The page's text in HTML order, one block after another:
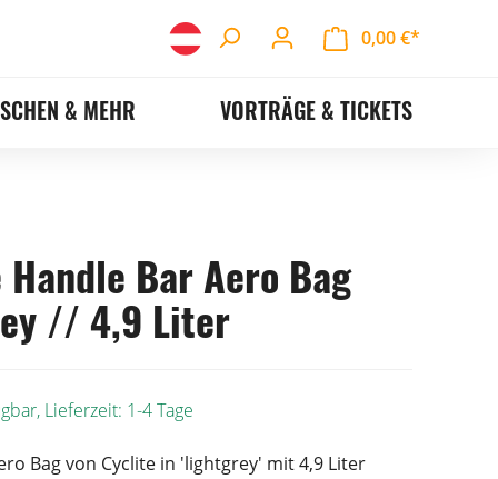
0,00 €*
& MEHR VORTRÄGE & TICKETS
Bar Aero Bag
// 4,9 Liter
Lieferzeit: 1-4 Tage
Bag von Cyclite in 'lightgrey' mit 4,9 Liter